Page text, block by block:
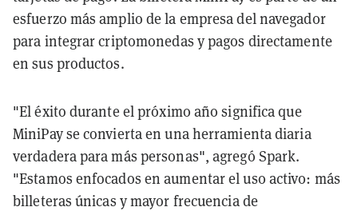
esfuerzo más amplio de la empresa del navegador
para integrar criptomonedas y pagos directamente
en sus productos.
"El éxito durante el próximo año significa que
MiniPay se convierta en una herramienta diaria
verdadera para más personas", agregó Spark.
"Estamos enfocados en aumentar el uso activo: más
billeteras únicas y mayor frecuencia de